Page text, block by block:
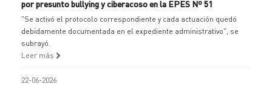
por presunto bullying y ciberacoso en la EPES Nº 51
"Se activó el protocolo correspondiente y cada actuación quedó
debidamente documentada en el expediente administrativo", se
subrayó.
Leer más
22-06-2026